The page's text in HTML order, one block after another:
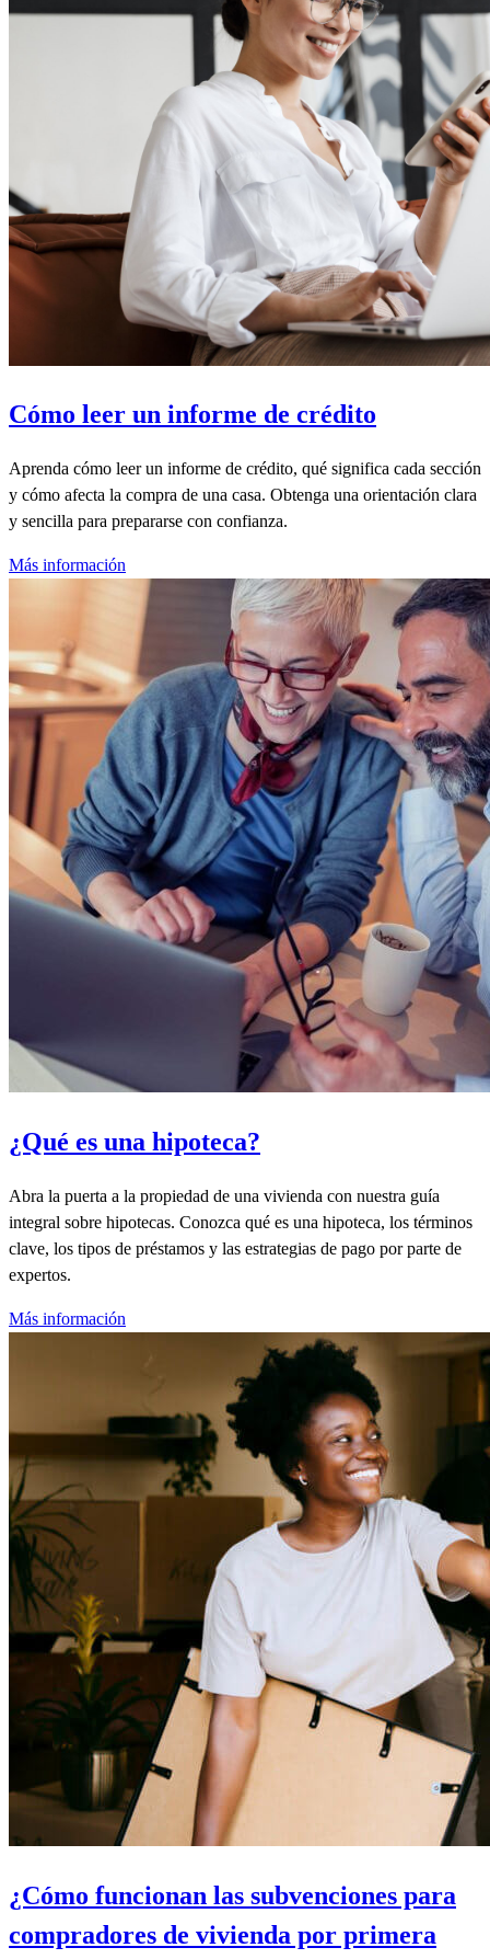
Cómo leer un informe de crédito
Aprenda cómo leer un informe de crédito, qué significa cada sección
y cómo afecta la compra de una casa. Obtenga una orientación clara
y sencilla para prepararse con confianza.
Más información
¿Qué es una hipoteca?
Abra la puerta a la propiedad de una vivienda con nuestra guía
integral sobre hipotecas. Conozca qué es una hipoteca, los términos
clave, los tipos de préstamos y las estrategias de pago por parte de
expertos.
Más información
¿Cómo funcionan las subvenciones para
compradores de vivienda por primera